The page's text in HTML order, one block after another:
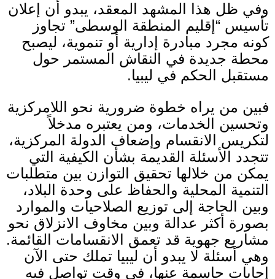
وفي ظل هذا المشهد المعقد، يبدو أن إعلان
تأسيس “ إقليم المنطقة الوسطى” تجاوز
كونه مجرد مبادرة إدارية أو تنموية، ليصبح
محطة جديدة في النقاش المستمر حول
مستقبل الحكم في ليبيا.
فبين من يراه خطوة ضرورية نحو اللامركزية
وتحسين الخدمات، ومن يعتبره مدخلاً
لتكريس الانقسام وإضعاف الدولة المركزية،
تتجدد الأسئلة القديمة بشأن الكيفية التي
يمكن من خلالها تحقيق التوازن بين متطلبات
التنمية المحلية والحفاظ على وحدة البلاد،
وبين الحاجة إلى توزيع الصلاحيات والموارد
بصورة أكثر عدالة وبين مخاوف الانزلاق نحو
مشاريع جهوية قد تعمق الانقسامات القائمة.
وهي أسئلة لا يبدو أن ليبيا تملك حتى الآن
إجابات حاسمة عنها، في وقت تواصل فيه